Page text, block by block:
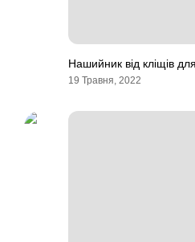
Нашийник від кліщів
19 Травня, 2022